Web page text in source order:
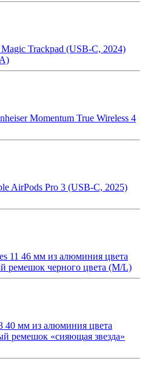
Trackpad (USB-C, 2024)
Momentum True Wireless 4
AirPods Pro 3 (USB-C, 2025)
11 46 мм из алюминия цвета
ремешок черного цвета (M/L)
40 мм из алюминия цвета
ремешок «сияющая звезда»